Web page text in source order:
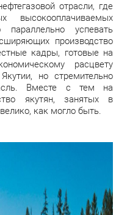
отрасли, где
высокооплачиваемых
успевать
производство
кадры, готовые на
расцвету
но стремительно
Вместе с тем на
якутян, занятых в
как могло быть.